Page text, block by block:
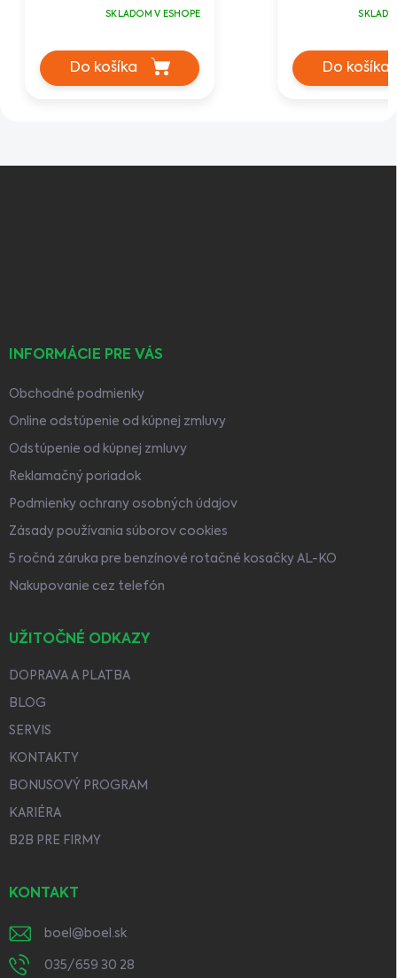
SKLADOM V ESHOPE
Do košíka Do košíka
INFORMÁCIE PRE VÁS
Obchodné podmienky
Online odstúpenie od kúpnej zmluvy
Odstúpenie od kúpnej zmluvy
Reklamačný poriadok
Podmienky ochrany osobných údajov
Zásady používania súborov cookies
5 ročná záruka pre benzínové rotačné kosačky AL-KO
Nakupovanie cez telefón
UŽITOČNÉ ODKAZY
DOPRAVA A PLATBA
BLOG
SERVIS
KONTAKTY
BONUSOVÝ PROGRAM
KARIÉRA
B2B PRE FIRMY
KONTAKT
boel @ boel.sk
035/659 30 28